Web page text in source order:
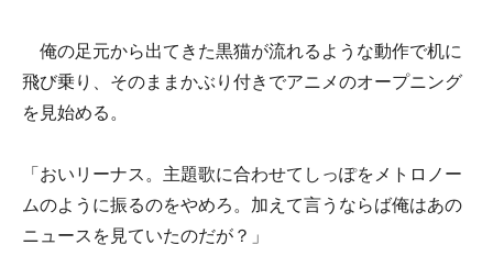
俺の足元から出てきた黒猫が流れるような動作で机に
飛び乗り、そのままかぶり付きでアニメのオープニング
を見始める。
「おいリーナス。主題歌に合わせてしっぽをメトロノー
ムのように振るのをやめろ。加えて言うならば俺はあの
ニュースを見ていたのだが？」